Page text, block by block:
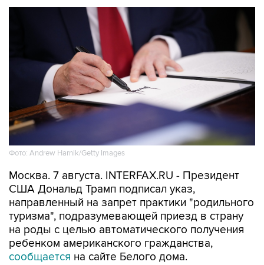
Фото: Andrew Harnik/Getty Images
Москва. 7 августа. INTERFAX.RU - Президент
США Дональд Трамп подписал указ,
направленный на запрет практики "родильного
туризма", подразумевающей приезд в страну
на роды с целью автоматического получения
ребенком американского гражданства,
сообщается на сайте Белого дома.